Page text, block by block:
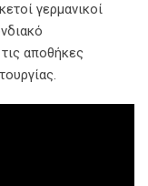
γερμανικοί
αποθήκες